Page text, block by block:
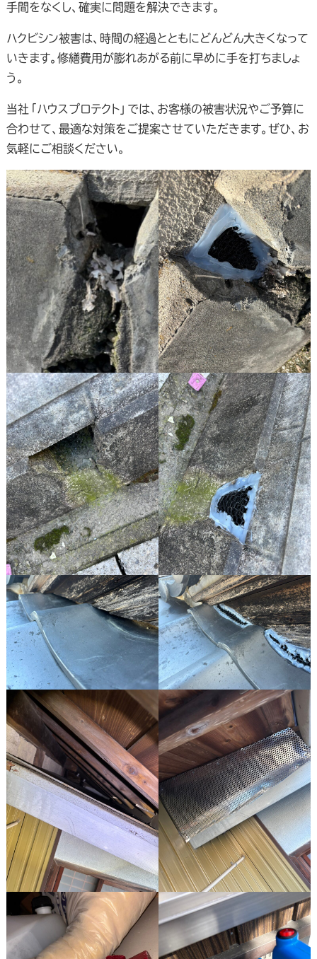
手間をなくし、確実に問題を解決できます。
ハクビシン被害は、時間の経過とともにどんどん大きくなって
いきます。修繕費用が膨れあがる前に早めに手を打ちましょ
う。
当社「ハウスプロテクト」では、お客様の被害状況やご予算に
合わせて、最適な対策をご提案させていただきます。ぜひ、お
気軽にご相談ください。